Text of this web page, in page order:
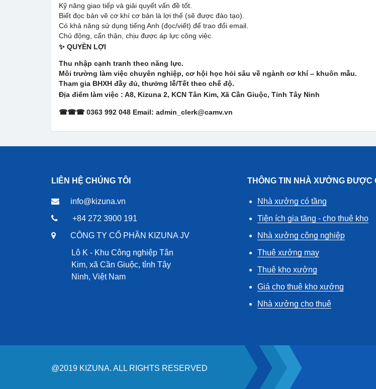
Kỹ năng giao tiếp và giải quyết vấn đề tốt.
Biết đọc bản vẽ cơ khí cơ bản là lợi thế (sẽ được đào tạo).
Có khả năng sử dụng tiếng Anh (đọc/viết) để trao đổi email.
Chủ động, cẩn thận, chịu được áp lực công việc.
✨ QUYỀN LỢI
Thu nhập cạnh tranh theo năng lực.
Môi trường làm việc chuyên nghiệp, cơ hội học hỏi sâu về ngành cơ khí – khuôn mẫu.
Tham gia BHXH đầy đủ, thưởng lễ/Tết theo chế độ.
Địa điểm làm việc : A8, Kizuna 2, KCN Tân Kim, Xã Cần Giuộc, Tỉnh Tây Ninh
☎☎☎ 0363 992 048 Email: admin_clerk@camv.vn
LIÊN HỆ CHÚNG TÔI
info@kizuna.vn
+84 272 3900 191
CÔNG TY CỔ PHẦN KIZUNA JV
Lô K - Khu Công nghiệp Tân
Kim, xã Cần Giuộc, tỉnh Tây
Ninh, Việt Nam
THÔNG TIN NHÀ XƯỞNG ĐƯỢC
Nhà xưởng có tầng
Tiện ích gia tăng - cho thuê kho
Nhà xưởng công nghiệp
Thuê xưởng may
Thuê kho xưởng
Giá cho thuê kho xưởng
Nhà xưởng cho thuê
@2019 KIZUNA. ALL RIGHTS RESERVED